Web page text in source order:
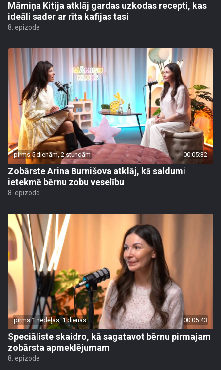
Māmiņa Kitija atklāj gardas uzkodas recepti, kas
ideāli sader ar rīta kafijas tasi
8. epizode
pirms 5 dienām, 2 stundām 00:05:32
Zobārste Arina Burnišova atklāj, kā saldumi
ietekmē bērnu zobu veselību
8. epizode
pirms 1 nedēļas, 1 dienas 00:05:43
Speciāliste skaidro, kā sagatavot bērnu pirmajam
zobārsta apmeklējumam
8. epizode